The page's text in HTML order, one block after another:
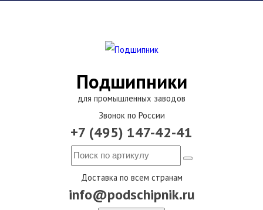
Подшипники
для промышленных заводов
Звонок по России
+7 (495) 147-42-41
Доставка по всем странам
info@podschipnik.ru